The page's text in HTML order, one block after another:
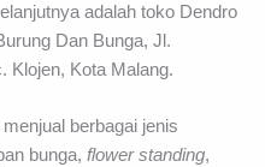
adalah toko Dendro
Dan Bunga, Jl.
Klojen, Kota Malang.
berbagai jenis
bunga,flower standing,